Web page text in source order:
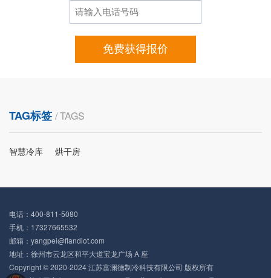
免费获得报价
TAG标签 / TAGS
智慧冷库 烘干房
电话：400-811-5080
手机：17327665532
邮箱：yangpei@flandiot.com
地址：徐州市云龙区和平大道宝龙广场 A 座
Copyright © 2020-2024 江苏富澜德制冷科技有限公司 版权所有